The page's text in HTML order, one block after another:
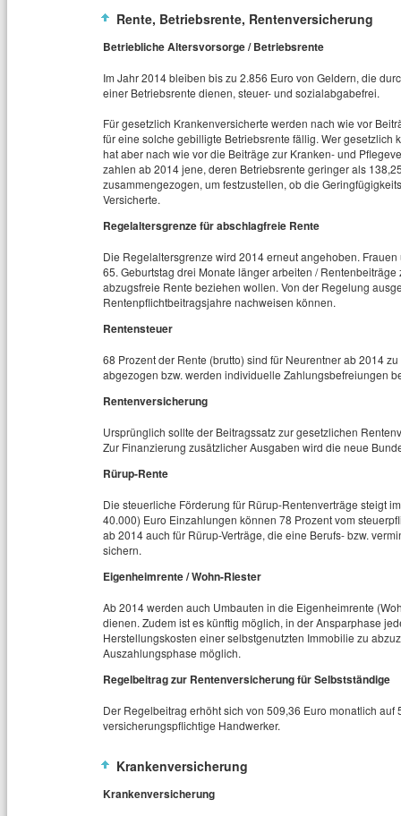
Rente, Betriebsrente, Rentenversicherung
Betriebliche Altersvorsorge / Betriebsrente
Im Jahr 2014 bleiben bis zu 2.856 Euro von Geldern, die
einer Betriebsrente dienen, steuer- und sozialabgabefrei.
Für gesetzlich Krankenversicherte werden nach wie vor
für eine solche gebilligte Betriebsrente fällig. Wer
hat aber nach wie vor die Beiträge zur Kranken- und
zahlen ab 2014 jene, deren Betriebsrente geringer als
zusammengezogen, um festzustellen, ob die
Versicherte.
Regelaltersgrenze für abschlagfreie Rente
Die Regelaltersgrenze wird 2014 erneut angehoben.
65. Geburtstag drei Monate länger arbeiten /
abzugsfreie Rente beziehen wollen. Von der Regelung
Rentenpflichtbeitragsjahre nachweisen können.
Rentensteuer
68 Prozent der Rente (brutto) sind für Neurentner ab 2014
abgezogen bzw. werden individuelle Zahlungsbefreiungen
Rentenversicherung
Ursprünglich sollte der Beitragssatz zur gesetzlichen
Zur Finanzierung zusätzlicher Ausgaben wird die neue
Rürup-Rente
Die steuerliche Förderung für Rürup-Rentenverträge steigt
40.000) Euro Einzahlungen können 78 Prozent vom
ab 2014 auch für Rürup-Verträge, die eine Berufs- bzw.
sichern.
Eigenheimrente / Wohn-Riester
Ab 2014 werden auch Umbauten in die Eigenheimrente
dienen. Zudem ist es künftig möglich, in der Ansparphase
Herstellungskosten einer selbstgenutzten Immobilie zu
Auszahlungsphase möglich.
Regelbeitrag zur Rentenversicherung für Selbstständige
Der Regelbeitrag erhöht sich von 509,36 Euro monatlich
versicherungspflichtige Handwerker.
Krankenversicherung
Krankenversicherung